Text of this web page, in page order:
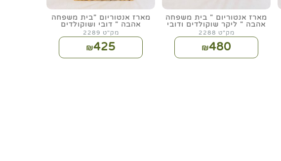
מארז אנטוריום " בית משפחה
אהבה " ליקר שוקולדים ודובי
מק"ט 2288
₪480
מארז אנטוריום "בית משפחה
אהבה " דובי ושוקולדים
מק"ט 2289
₪425